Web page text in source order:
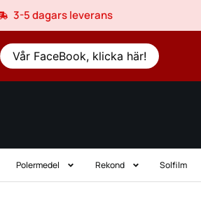
3-5 dagars leverans
Vår FaceBook, klicka här!
Polermedel Rekond Solfilm